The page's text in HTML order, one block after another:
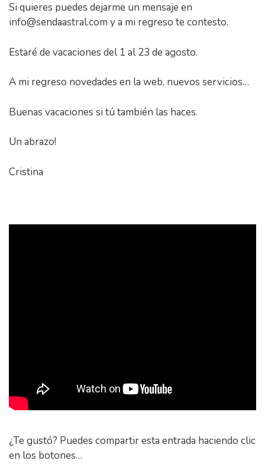
Si quieres puedes dejarme un mensaje en
info@sendaastral.com y a mi regreso te contesto.
Estaré de vacaciones del 1 al 23 de agosto.
A mi regreso novedades en la web, nuevos servicios…
Buenas vacaciones si tú también las haces.
Un abrazo!
Cristina
¿Te gustó? Puedes compartir esta entrada haciendo clic
en los botones…